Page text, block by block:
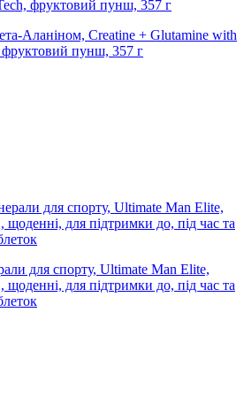
Аланіном, Creatine + Glutamine with
пунш, 357 г
для спорту, Ultimate Man Elite,
щоденні, для підтримки до, під час та